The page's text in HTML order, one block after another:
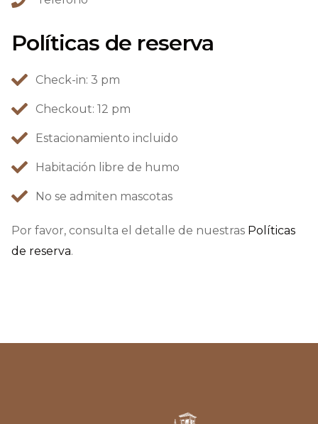
Políticas de reserva
Check-in: 3 pm
Checkout: 12 pm
Estacionamiento incluido
Habitación libre de humo
No se admiten mascotas
Por favor, consulta el detalle de nuestras Políticas
de reserva.